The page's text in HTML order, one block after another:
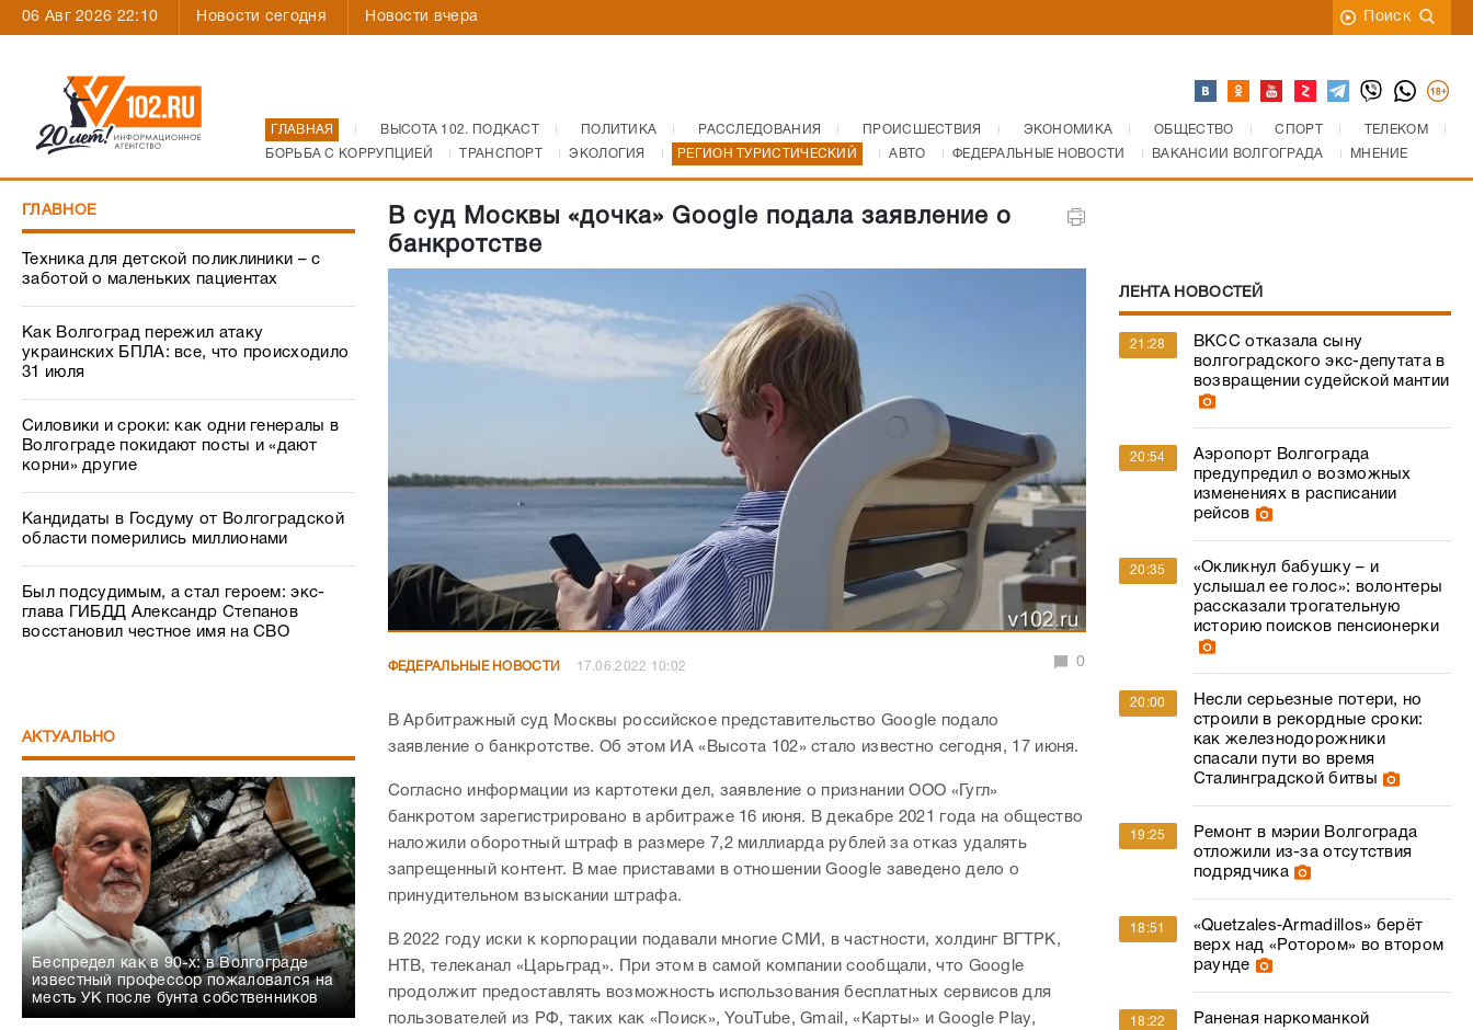
06 Авг 2026 22:10 Новости сегодня Новости вчера Поиск
ГЛАВНАЯ ВЫСОТА 102. ПОДКАСТ ПОЛИТИКА РАССЛЕДОВАНИЯ ПРОИСШЕСТВИЯ ЭКОНОМИКА ОБЩЕСТВО СПОРТ
ТЕЛЕКОМ
БОРЬБА С КОРРУПЦИЕЙ
ТРАНСПОРТ ЭКОЛОГИЯ РЕГИОН ТУРИСТИЧЕСКИЙ АВТО ФЕДЕРАЛЬНЫЕ НОВОСТИ ВАКАНСИИ ВОЛГОГРАДА МНЕНИЕ
ГЛАВНОЕ
Техника для детской поликлиники – с
заботой о маленьких пациентах
Как Волгоград пережил атаку
украинских БПЛА: все, что происходило
31 июля
Силовики и сроки: как одни генералы в
Волгограде покидают посты и «дают
корни» другие
Кандидаты в Госдуму от Волгоградской
области померились миллионами
Был подсудимым, а стал героем: экс-
глава ГИБДД Александр Степанов
восстановил честное имя на СВО
АКТУАЛЬНО
Беспредел как в 90-х: в Волгограде
известный профессор пожаловался на
месть УК после бунта собственников
В суд Москвы «дочка» Google подала заявление о
банкротстве
ФЕДЕРАЛЬНЫЕ НОВОСТИ 17.06.2022 10:02 0
В Арбитражный суд Москвы российское представительство Google подало
заявление о банкротстве. Об этом ИА «Высота 102» стало известно сегодня, 17 июня.
Согласно информации из картотеки дел, заявление о признании ООО «Гугл»
банкротом зарегистрировано в арбитраже 16 июня. В декабре 2021 года на общество
наложили оборотный штраф в размере 7,2 миллиарда рублей за отказ удалять
запрещенный контент. В мае приставами в отношении Google заведено дело о
принудительном взыскании штрафа.
В 2022 году иски к корпорации подавали многие СМИ, в частности, холдинг ВГТРК,
НТВ, телеканал «Царьград». При этом в самой компании сообщали, что Google
продолжит предоставлять возможность использования бесплатных сервисов для
пользователей из РФ, таких как «Поиск», YouTube, Gmail, «Карты» и Google Play,
ЛЕНТА НОВОСТЕЙ
21:28
ВКСС отказала сыну
волгоградского экс-депутата в
возвращении судейской мантии
20:54
Аэропорт Волгограда
предупредил о возможных
изменениях в расписании
рейсов
20:35
«Окликнул бабушку – и
услышал ее голос»: волонтеры
рассказали трогательную
историю поисков пенсионерки
20:00
Несли серьезные потери, но
строили в рекордные сроки:
как железнодорожники
спасали пути во время
Сталинградской битвы
19:25
Ремонт в мэрии Волгограда
отложили из-за отсутствия
подрядчика
18:51
«Quetzales‑Armadillos» берёт
верх над «Ротором» во втором
раунде
18:22
Раненая наркоманкой